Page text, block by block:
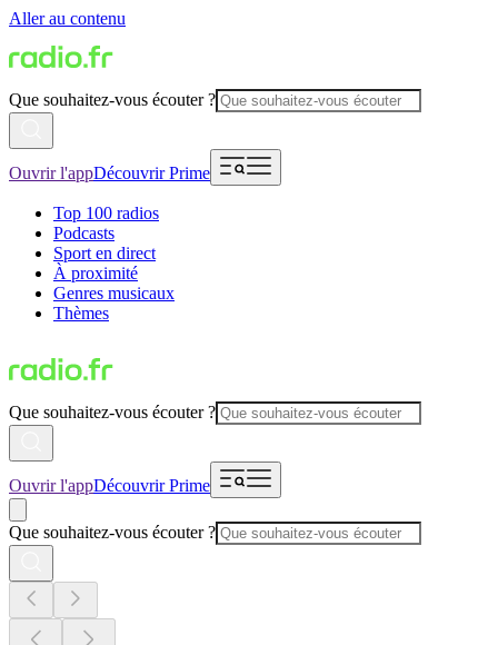
Aller au contenu
Que souhaitez-vous écouter ?
Ouvrir l'appDécouvrir Prime
Top 100 radios
Podcasts
Sport en direct
À proximité
Genres musicaux
Thèmes
Que souhaitez-vous écouter ?
Ouvrir l'appDécouvrir Prime
Que souhaitez-vous écouter ?